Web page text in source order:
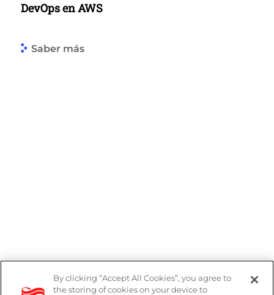
DevOps en AWS
Saber más
By clicking “Accept All Cookies”, you agree to
the storing of cookies on your device to